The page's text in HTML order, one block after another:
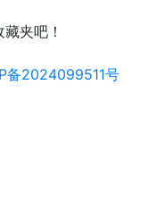
夹吧！
备2024099511号